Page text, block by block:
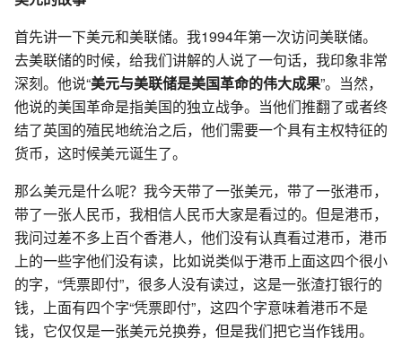
首先讲一下美元和美联储。我1994年第一次访问美联储。
去美联储的时候，给我们讲解的人说了一句话，我印象非常
深刻。他说“美元与美联储是美国革命的伟大成果”。当然，
他说的美国革命是指美国的独立战争。当他们推翻了或者终
结了英国的殖民地统治之后，他们需要一个具有主权特征的
货币，这时候美元诞生了。
那么美元是什么呢？我今天带了一张美元，带了一张港币，
带了一张人民币，我相信人民币大家是看过的。但是港币，
我问过差不多上百个香港人，他们没有认真看过港币，港币
上的一些字他们没有读，比如说类似于港币上面这四个很小
的字，“凭票即付”，很多人没有读过，这是一张渣打银行的
钱，上面有四个字“凭票即付”，这四个字意味着港币不是
钱，它仅仅是一张美元兑换券，但是我们把它当作钱用。